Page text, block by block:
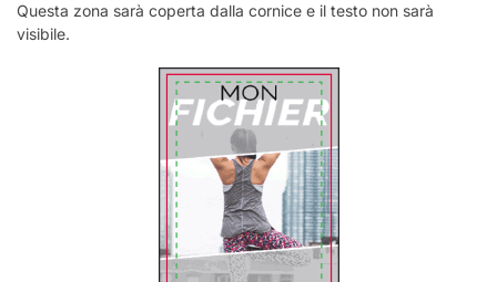
Questa zona sarà coperta dalla cornice e il testo non sarà
visibile.